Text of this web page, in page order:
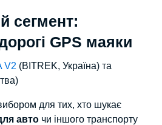
сегмент:
GPS маяки
V2 (BITREK, Україна) та
для тих, хто шукає
авто чи іншого транспорту